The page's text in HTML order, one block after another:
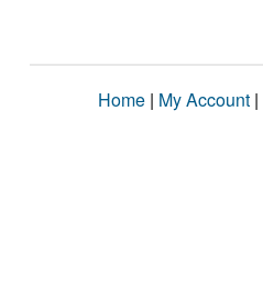
Home | My Account |